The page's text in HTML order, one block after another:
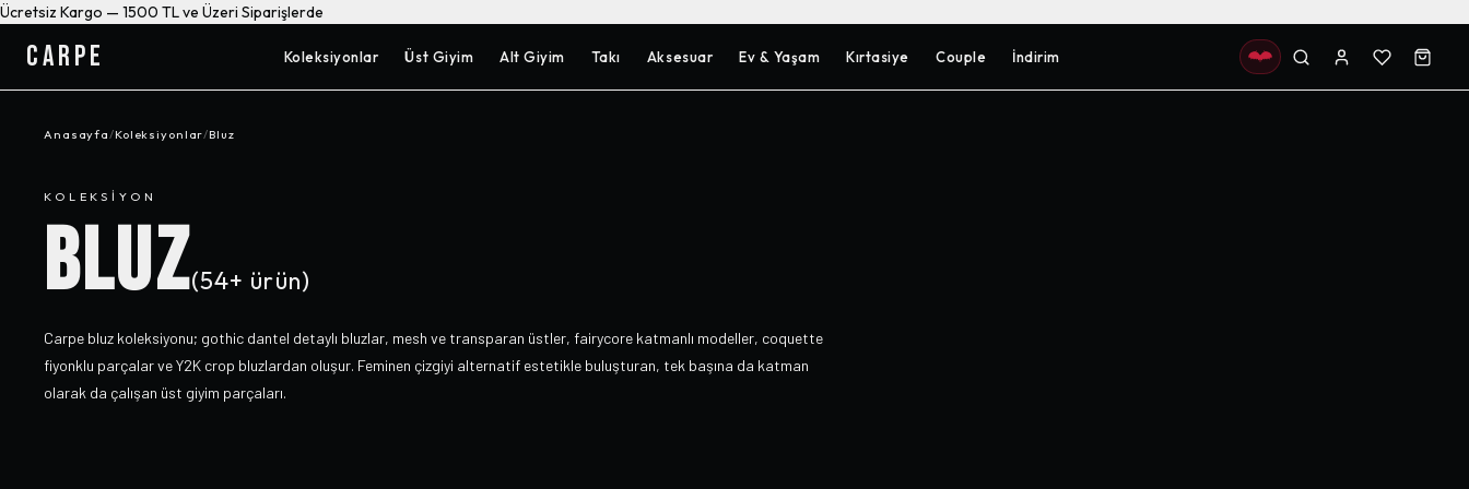
Ücretsiz Kargo — 1500 TL ve Üzeri Siparişlerde
CARPE Koleksiyonlar Üst Giyim Alt Giyim Takı Aksesuar Ev & Yaşam Kırtasiye Couple İndirim
Anasayfa/Koleksiyonlar/Bluz
KOLEKSIYON
BLUZ(54+ ürün)
Carpe bluz koleksiyonu; gothic dantel detaylı bluzlar, mesh ve transparan üstler, fairycore katmanlı modeller, coquette
fiyonklu parçalar ve Y2K crop bluzlardan oluşur. Feminen çizgiyi alternatif estetikle buluşturan, tek başına da katman
olarak da çalışan üst giyim parçaları.